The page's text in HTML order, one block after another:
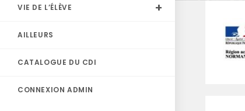
VIE DE L’ÉLÈVE
AILLEURS
CATALOGUE DU CDI
CONNEXION ADMIN